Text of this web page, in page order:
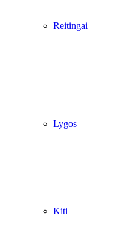
Reitingai
Lygos
Kiti